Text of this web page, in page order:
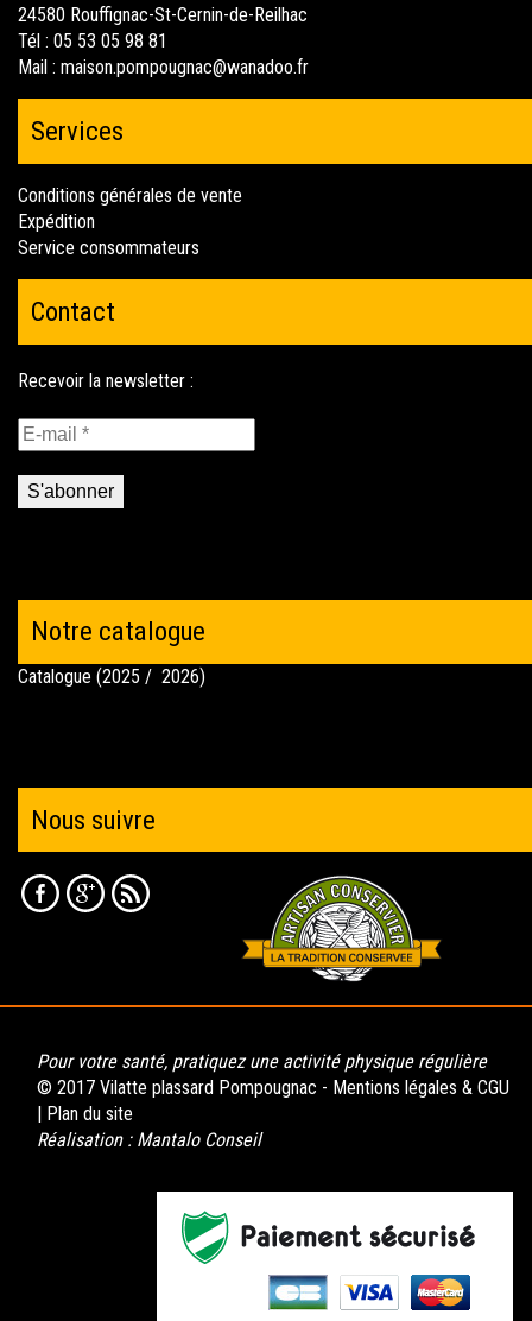
24580 Rouffignac-St-Cernin-de-Reilhac
Tél : 05 53 05 98 81
Mail : maison.pompougnac@wanadoo.fr
Services
Conditions générales de vente
Expédition
Service consommateurs
Contact
Notre catalogue
Catalogue (2025 / 2026)
Nous suivre
Pour votre santé, pratiquez une activité physique régulière
© 2017 Vilatte plassard Pompougnac - Mentions légales & CGU
Plan du site
Réalisation : Mantalo Conseil